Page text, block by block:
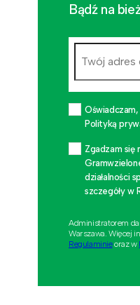
Bądź na
Oświadczam,
Polityką
Zgadzam się
działalności
szczegóły w
Administratorem
Warszawa. Więcej
Regulaminieoraz w